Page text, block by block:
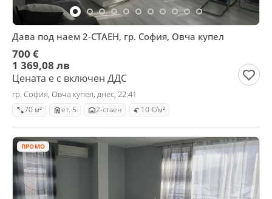
Дава под наем 2-СТАЕН, гр. София, Овча купел
700 €
1 369,08 лв
Цената е с включен ДДС
гр. София, Овча купел, днес, 22:41
70 м² ет. 5 2-стаен 10 €/м²
ПРОМО